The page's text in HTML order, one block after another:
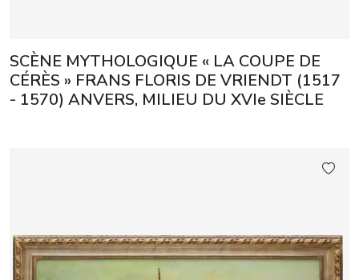
SCÈNE MYTHOLOGIQUE « LA COUPE DE
CÉRÈS » FRANS FLORIS DE VRIENDT (1517
- 1570) ANVERS, MILIEU DU XVIe SIÈCLE